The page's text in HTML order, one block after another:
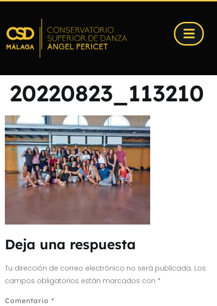
20220823_113210
Deja una respuesta
Tu dirección de correo electrónico no será publicada. Los
campos obligatorios están marcados con *
Comentario *